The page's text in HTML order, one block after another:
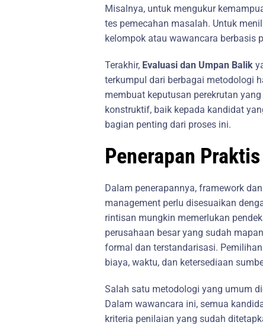
Misalnya, untuk mengukur
tes pemecahan masalah. Untuk
kelompok atau wawancara berbasis
Terakhir, Evaluasi dan Umpan Balik
terkumpul dari berbagai metodologi
membuat keputusan perekrutan
konstruktif, baik kepada kandidat
bagian penting dari proses ini.
Penerapan Praktis
Dalam penerapannya, framework
management perlu disesuaikan
rintisan mungkin memerlukan
perusahaan besar yang sudah
formal dan terstandarisasi.
biaya, waktu, dan ketersediaan
Salah satu metodologi yang umum
Dalam wawancara ini, semua
kriteria penilaian yang sudah